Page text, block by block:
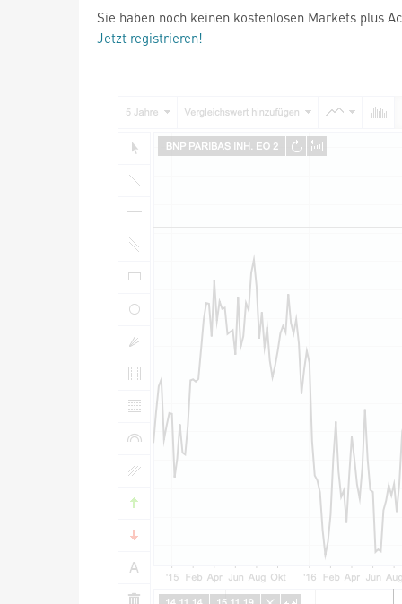
Sie haben noch keinen kostenlosen Markets plus
Jetzt registrieren!